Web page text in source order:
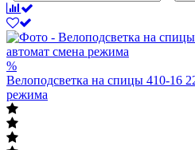
%
Велоподсветка на спицы 410-16
режима